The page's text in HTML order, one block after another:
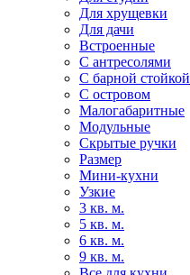
Для хрущевки
Для дачи
Встроенные
С антресолями
С барной стойкой
С островом
Малогабаритные
Модульные
Скрытые ручки
Размер
Мини-кухни
Узкие
3 кв. м.
5 кв. м.
6 кв. м.
9 кв. м.